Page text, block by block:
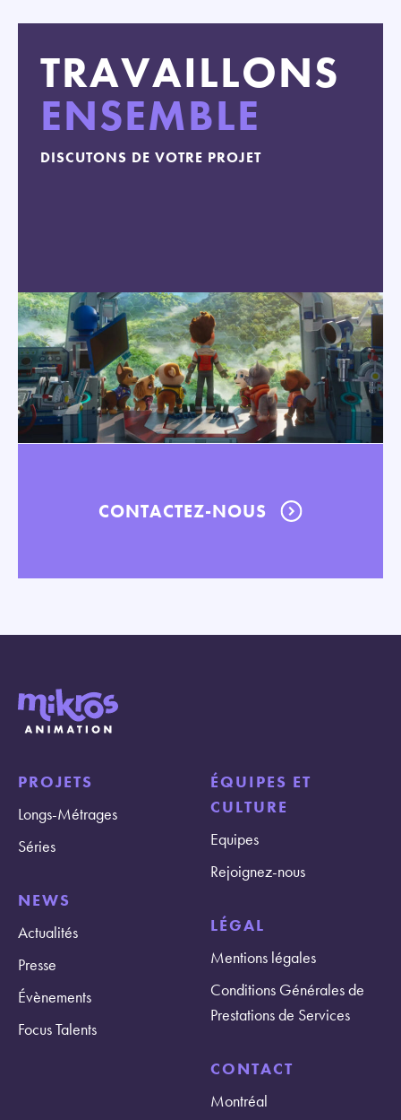
TRAVAILLONS
ENSEMBLE
DISCUTONS DE VOTRE PROJET
CONTACTEZ-NOUS
PROJETS
Longs-Métrages
Séries
NEWS
Actualités
Presse
Évènements
Focus Talents
ÉQUIPES ET
CULTURE
Equipes
Rejoignez-nous
LÉGAL
Mentions légales
Conditions Générales de
Prestations de Services
CONTACT
Montréal